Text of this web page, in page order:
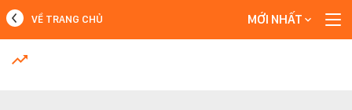
MỚI NHẤT
VỀ TRANG CHỦ MỚI NHẤT